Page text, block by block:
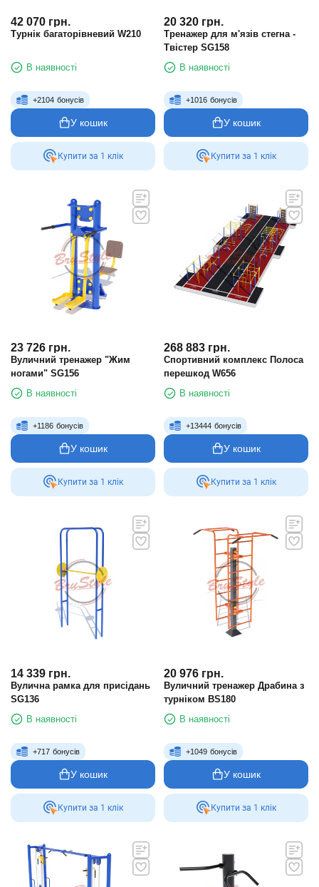
42 070 грн.
Турнік багаторівневий W210
В наявності
+2104 бонусів
У кошик
Купити за 1 клiк
20 320 грн.
Тренажер для м'язів стегна -
Твістер SG158
В наявності
+1016 бонусів
У кошик
Купити за 1 клiк
23 726 грн.
Вуличний тренажер "Жим
ногами" SG156
В наявності
+1186 бонусів
У кошик
Купити за 1 клiк
268 883 грн.
Спортивний комплекс Полоса
перешкод W656
В наявності
+13444 бонусів
У кошик
Купити за 1 клiк
14 339 грн.
Вулична рамка для присідань
SG136
В наявності
+717 бонусів
У кошик
Купити за 1 клiк
20 976 грн.
Вуличний тренажер Драбина з
турніком BS180
В наявності
+1049 бонусів
У кошик
Купити за 1 клiк